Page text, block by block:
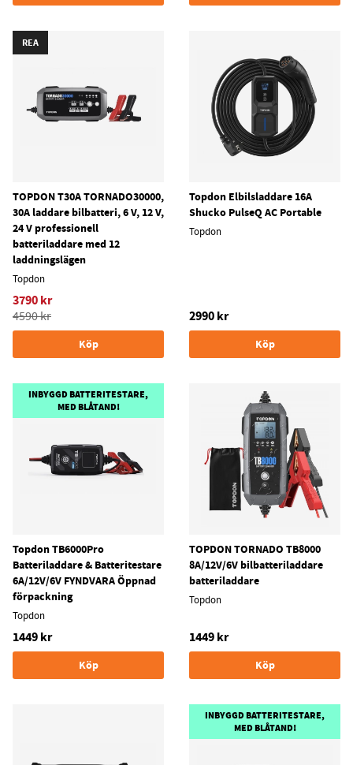
REA
TOPDON T30A TORNADO30000,
30A laddare bilbatteri, 6 V, 12 V,
24 V professionell
batteriladdare med 12
laddningslägen
Topdon
3790 kr
4590 kr
Köp
Topdon Elbilsladdare 16A
Shucko PulseQ AC Portable
Topdon
2990 kr
Köp
INBYGGD BATTERITESTARE,
MED BLÅTAND!
Topdon TB6000Pro
Batteriladdare & Batteritestare
6A/12V/6V FYNDVARA Öppnad
förpackning
Topdon
1449 kr
Köp
TOPDON TORNADO TB8000
8A/12V/6V bilbatteriladdare
batteriladdare
Topdon
1449 kr
Köp
INBYGGD BATTERITESTARE,
MED BLÅTAND!